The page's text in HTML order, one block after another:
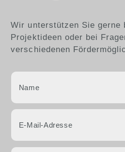
Wir unterstützen Sie gerne
Projektideen oder bei
verschiedenen